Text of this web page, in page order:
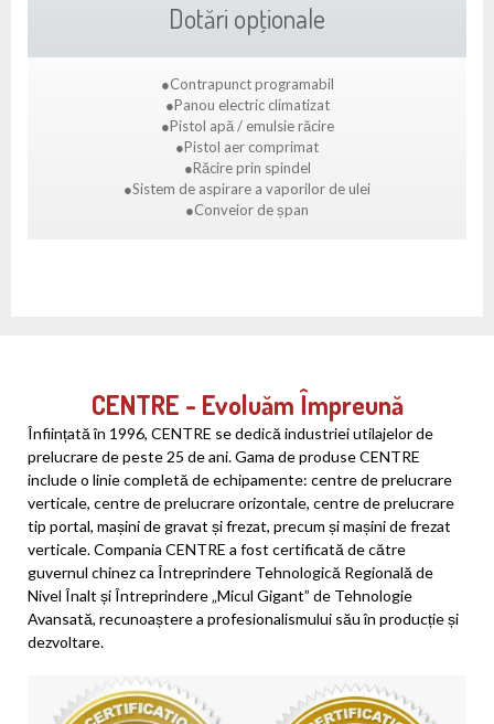
Dotări opţionale
●Contrapunct programabil
●Panou electric climatizat
●Pistol apă / emulsie răcire
●Pistol aer comprimat
●Răcire prin spindel
●Sistem de aspirare a vaporilor de ulei
●Conveior de șpan
CENTRE - Evoluăm Împreună
Înființată în 1996, CENTRE se dedică industriei utilajelor de
prelucrare de peste 25 de ani. Gama de produse CENTRE
include o linie completă de echipamente: centre de prelucrare
verticale, centre de prelucrare orizontale, centre de prelucrare
tip portal, mașini de gravat și frezat, precum și mașini de frezat
verticale. Compania CENTRE a fost certificată de către
guvernul chinez ca Întreprindere Tehnologică Regională de
Nivel Înalt și Întreprindere „Micul Gigant” de Tehnologie
Avansată, recunoaștere a profesionalismului său în producție și
dezvoltare.